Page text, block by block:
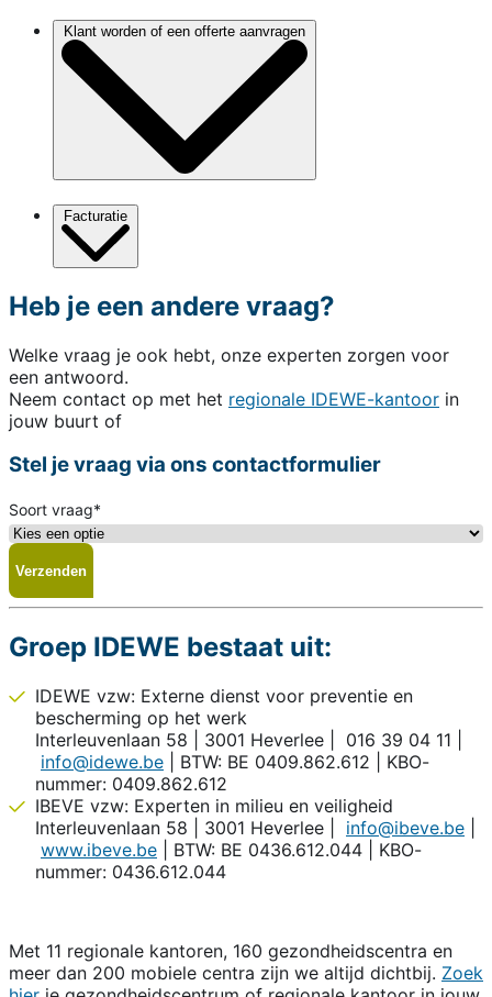
Klant worden of een offerte aanvragen
Facturatie
Heb je een andere vraag?
Welke vraag je ook hebt, onze experten zorgen voor
een antwoord.
Neem contact op met het regionale IDEWE-kantoor in
jouw buurt of
Stel je vraag via ons contactformulier
Soort vraag*
Groep IDEWE bestaat uit:
IDEWE vzw: Externe dienst voor preventie en
bescherming op het werk
Interleuvenlaan 58 | 3001 Heverlee | 016 39 04 11 |
info@idewe.be | BTW: BE 0409.862.612 | KBO-
nummer: 0409.862.612
IBEVE vzw: Experten in milieu en veiligheid
Interleuvenlaan 58 | 3001 Heverlee | info@ibeve.be
www.ibeve.be | BTW: BE 0436.612.044 | KBO-
nummer: 0436.612.044
Met 11 regionale kantoren, 160 gezondheidscentra en
meer dan 200 mobiele centra zijn we altijd dichtbij. Zoek